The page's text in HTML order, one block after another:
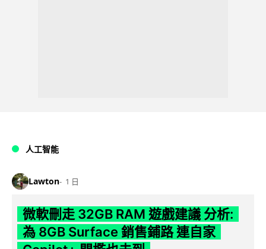
人工智能
Lawton 1 日
微軟刪走 32GB RAM 遊戲建議 分析:
為 8GB Surface 銷售鋪路 連自家